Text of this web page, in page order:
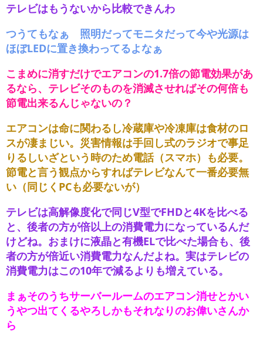
テレビはもうないから比較できんわ
つうてもなぁ 照明だってモニタだって今や光源は
ほぼLEDに置き換わってるよなぁ
こまめに消すだけでエアコンの1.7倍の節電効果があ
るなら、テレビそのものを消滅させればその何倍も
節電出来るんじゃないの？
エアコンは命に関わるし冷蔵庫や冷凍庫は食材のロ
スが凄まじい。災害情報は手回し式のラジオで事足
りるしいざという時のため電話（スマホ）も必要。
節電と言う観点からすればテレビなんて一番必要無
い（同じくPCも必要ないが）
テレビは高解像度化で同じV型でFHDと4Kを比べる
と、後者の方が倍以上の消費電力になっているんだ
けどね。おまけに液晶と有機ELで比べた場合も、後
者の方が倍近い消費電力なんだよね。実はテレビの
消費電力はこの10年で減るよりも増えている。
まぁそのうちサーバールームのエアコン消せとかい
うやつ出てくるやろしかもそれなりのお偉いさんか
ら